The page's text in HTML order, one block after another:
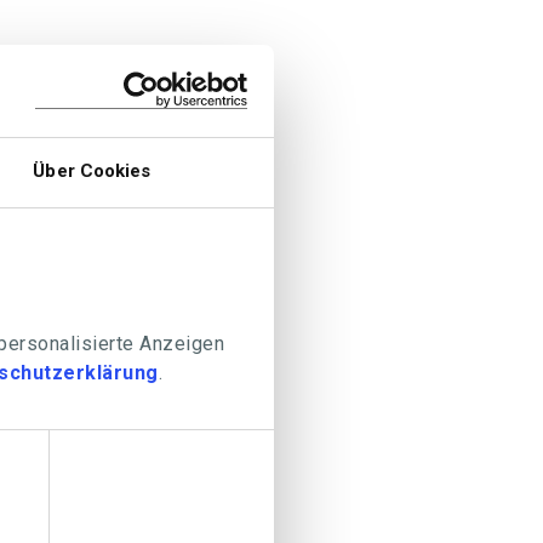
Über Cookies
Anzeigen
.